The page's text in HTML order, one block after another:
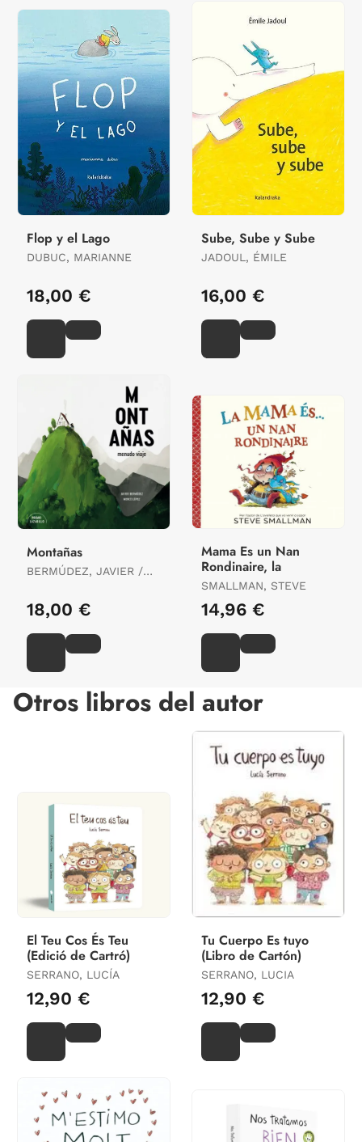
Flop y el Lago
DUBUC, MARIANNE
18,00 €
Sube, Sube y Sube
JADOUL, ÉMILE
16,00 €
Montañas
BERMÚDEZ, JAVIER /
18,00 €
Mama Es un Nan
Rondinaire, la
SMALLMAN, STEVE
14,96 €
Otros libros del autor
El Teu Cos És Teu
(Edició de Cartró)
SERRANO, LUCÍA
12,90 €
Tu Cuerpo Es tuyo
(Libro de Cartón)
SERRANO, LUCIA
12,90 €